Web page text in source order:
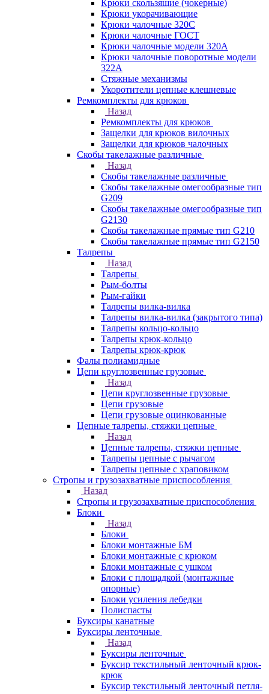
Крюки скользящие (чокерные)
Крюки укорачивающие
Крюки чалочные 320C
Крюки чалочные ГОСТ
Крюки чалочные модели 320А
Крюки чалочные поворотные модели
322А
Стяжные механизмы
Укоротители цепные клешневые
Ремкомплекты для крюков
Назад
Ремкомплекты для крюков
Защелки для крюков вилочных
Защелки для крюков чалочных
Скобы такелажные различные
Назад
Скобы такелажные различные
Скобы такелажные омегообразные тип
G209
Скобы такелажные омегообразные тип
G2130
Скобы такелажные прямые тип G210
Скобы такелажные прямые тип G2150
Талрепы
Назад
Талрепы
Рым-болты
Рым-гайки
Талрепы вилка-вилка
Талрепы вилка-вилка (закрытого типа)
Талрепы кольцо-кольцо
Талрепы крюк-кольцо
Талрепы крюк-крюк
Фалы полиамидные
Цепи круглозвенные грузовые
Назад
Цепи круглозвенные грузовые
Цепи грузовые
Цепи грузовые оцинкованные
Цепные талрепы, стяжки цепные
Назад
Цепные талрепы, стяжки цепные
Талрепы цепные с рычагом
Талрепы цепные с храповиком
Стропы и грузозахватные приспособления
Назад
Стропы и грузозахватные приспособления
Блоки
Назад
Блоки
Блоки монтажные БМ
Блоки монтажные с крюком
Блоки монтажные с ушком
Блоки с площадкой (монтажные
опорные)
Блоки усиления лебедки
Полиспасты
Буксиры канатные
Буксиры ленточные
Назад
Буксиры ленточные
Буксир текстильный ленточный крюк-
крюк
Буксир текстильный ленточный петля-